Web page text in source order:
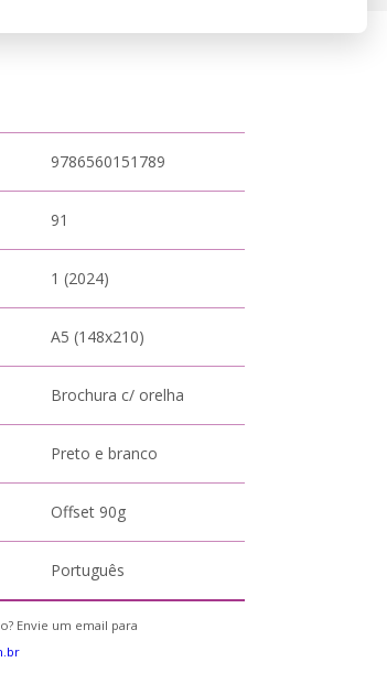
9786560151789
91
1 (2024)
A5 (148x210)
Brochura c/ orelha
Preto e branco
Offset 90g
Português
Envie um email para